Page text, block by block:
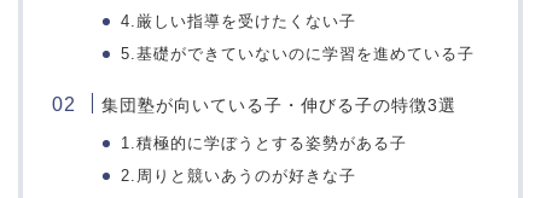
4.厳しい指導を受けたくない子
5.基礎ができていないのに学習を進めている子
集団塾が向いている子・伸びる子の特徴3選
1.積極的に学ぼうとする姿勢がある子
2.周りと競いあうのが好きな子